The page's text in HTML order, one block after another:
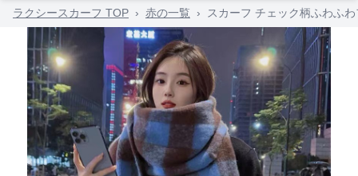
ラクシースカーフ TOP › 赤の一覧 › スカーフ チェック柄ふわふ